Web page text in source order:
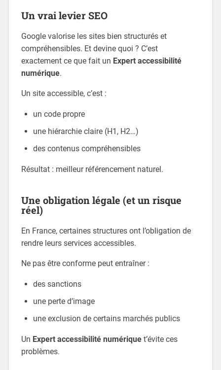
Un vrai levier SEO
Google valorise les sites bien structurés et
compréhensibles. Et devine quoi ? C’est
exactement ce que fait un Expert accessibilité
numérique.
Un site accessible, c’est :
un code propre
une hiérarchie claire (H1, H2…)
des contenus compréhensibles
Résultat : meilleur référencement naturel.
Une obligation légale (et un risque
réel)
En France, certaines structures ont l’obligation de
rendre leurs services accessibles.
Ne pas être conforme peut entraîner :
des sanctions
une perte d’image
une exclusion de certains marchés publics
Un Expert accessibilité numériquet’évite ces
problèmes.